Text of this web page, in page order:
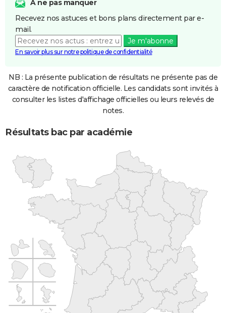
A ne pas manquer
Recevez nos astuces et bons plans directement par e-
mail.
Je m'abonne
En savoir plus sur notre politique de confidentialité
NB : La présente publication de résultats ne présente pas de
caractère de notification officielle. Les candidats sont invités à
consulter les listes d'affichage officielles ou leurs relevés de
notes.
Résultats bac par académie